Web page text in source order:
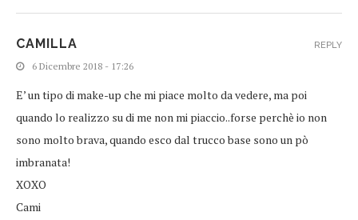
CAMILLA
6 Dicembre 2018 - 17:26
E’ un tipo di make-up che mi piace molto da vedere, ma poi
quando lo realizzo su di me non mi piaccio..forse perchè io non
sono molto brava, quando esco dal trucco base sono un pò
imbranata!
XOXO
Cami
REPLY